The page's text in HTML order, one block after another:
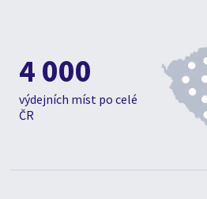
4 000
výdejních míst po celé
ČR